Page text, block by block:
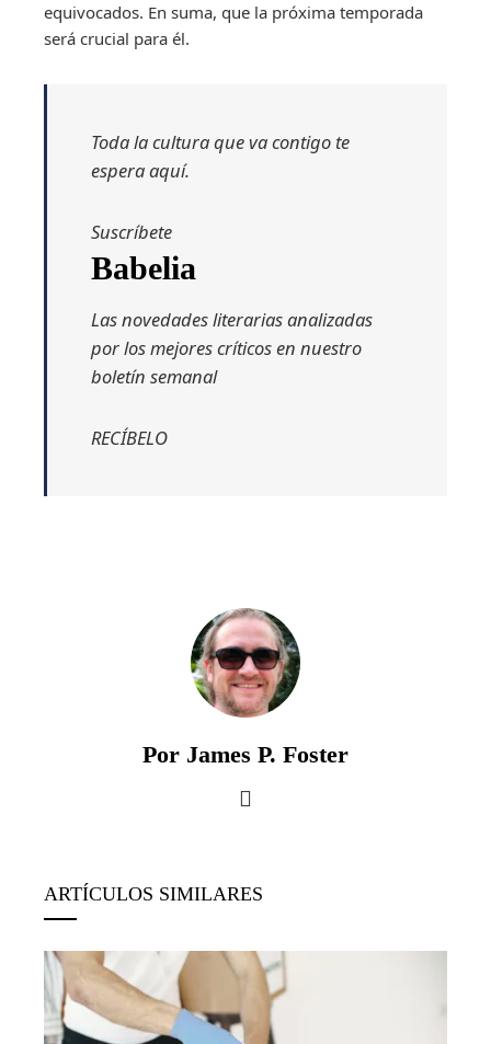
equivocados. En suma, que la próxima temporada
será crucial para él.
Toda la cultura que va contigo te
espera aquí.
Suscríbete
Babelia
Las novedades literarias analizadas
por los mejores críticos en nuestro
boletín semanal
RECÍBELO
Por James P. Foster
ARTÍCULOS SIMILARES